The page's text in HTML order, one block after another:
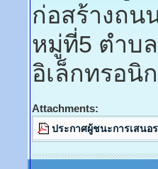
ก่อสร้างถน
หมู่ที่5 ตำบ
อิเล็กทรอนิ
Attachments:
ประกาศผู้ชนะการเสนอ